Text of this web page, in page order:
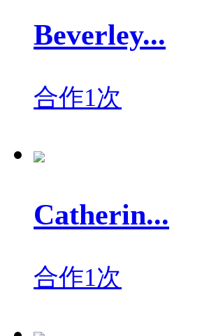
Beverley...
合作1次
Catherin...
合作1次